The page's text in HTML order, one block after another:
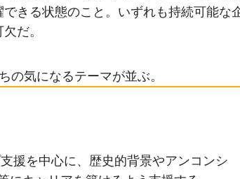
きる状態のこと。いずれも持続可能な
だ。
の気になるテーマが並ぶ。
援を中心に、歴史的背景やアンコンシ